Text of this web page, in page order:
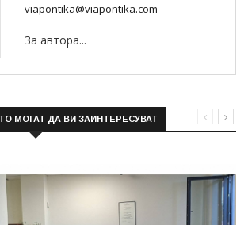
viapontika@viapontika.com
За автора...
МОГАТ ДА ВИ ЗАИНТЕРЕСУВАТ